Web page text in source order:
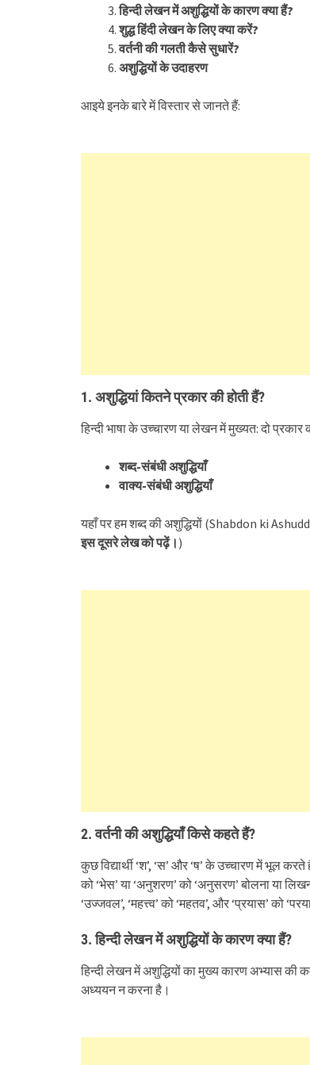
हिन्दीलेखन में अशुद्धियों के कारणक्या हैं?
शुद्ध हिंदी लेखनके लिए क्या करें?
वर्तनी की गलतीकैसे सुधारें?
अशुद्धियों के उदाहरण
आइये इनके बारे में विस्तार से जानते हैं:
1. अशुद्धियां कितने प्रकार की होतीहैं?
हिन्दी भाषा के उच्चारण या लेखन में मुख्यत: दो प्रकार
शब्द-संबंधीअशुद्धियाँ
वाक्य-संबंधीअशुद्धियाँ
यहाँ पर हम शब्द की अशुद्धियों (Shabdon ki
इस दूसरे लेख को पढ़ें। )
2. वर्तनी की अशुद्धियाँकिसे कहते हैं?
कुछ विद्यार्थी ‘श’, ‘स’ और ‘ष’ के उच्चारण में भूल
को ‘भेस’ या ‘अनुशरण’ को ‘अनुसरण’ बोलना या
‘उज्जवल’, ‘महत्त्व’ को ‘महतव’, और ‘प्रयास’ को
3. हिन्दीलेखन में अशुद्धियों के कारणक्या हैं?
हिन्दी लेखन में अशुद्धियों का मुख्य कारण अभ्यास की
अध्ययन न करना है।